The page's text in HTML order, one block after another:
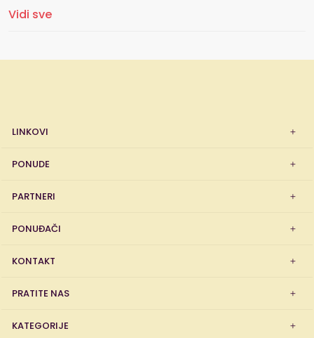
Vidi sve
LINKOVI
PONUDE
PARTNERI
PONUĐAČI
KONTAKT
PRATITE NAS
KATEGORIJE